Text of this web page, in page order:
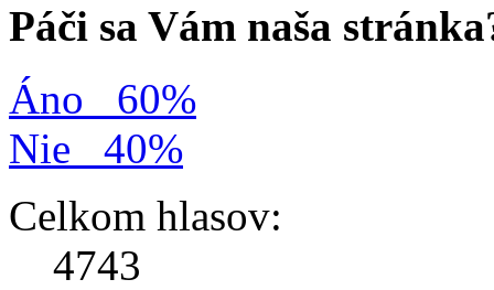
Páči sa Vám naša
Áno
60%
Nie
40%
Celkom hlasov:
4743